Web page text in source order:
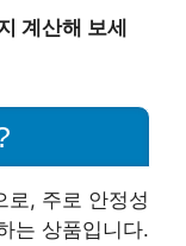
계산해 보세
로, 주로 안정성
는 상품입니다.